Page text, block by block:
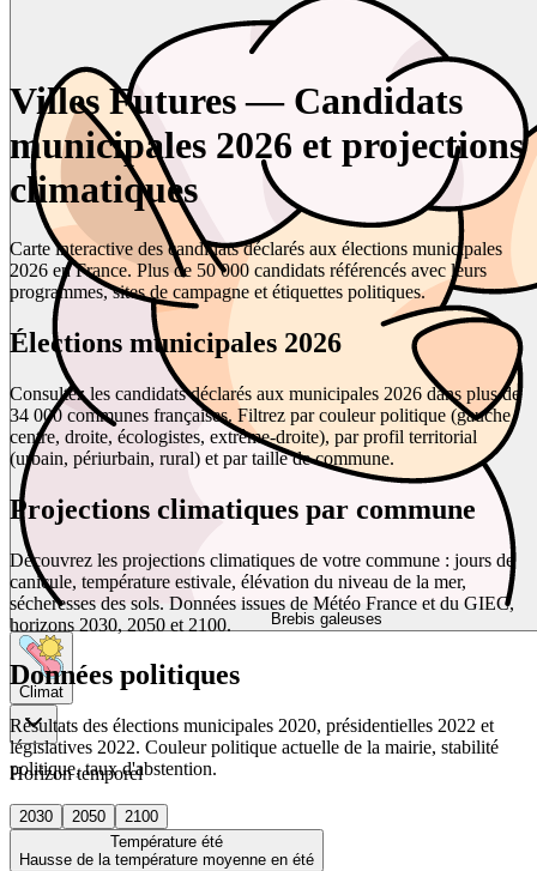
Brebis galeuses
Climat
Horizon temporel
2030 2050
2100
Température été
Hausse de la température moyenne en été
Villes Futures — Candidats
municipales 2026 et projections
climatiques
Carte interactive des candidats déclarés aux élections municipales
2026 en France. Plus de 50 000 candidats référencés avec leurs
programmes, sites de campagne et étiquettes politiques.
Élections municipales 2026
Consultez les candidats déclarés aux municipales 2026 dans plus de
34 000 communes françaises. Filtrez par couleur politique (gauche,
centre, droite, écologistes, extrême-droite), par profil territorial
(urbain, périurbain, rural) et par taille de commune.
Projections climatiques par commune
Découvrez les projections climatiques de votre commune : jours de
canicule, température estivale, élévation du niveau de la mer,
sécheresses des sols. Données issues de Météo France et du GIEC,
horizons 2030, 2050 et 2100.
Données politiques
Résultats des élections municipales 2020, présidentielles 2022 et
législatives 2022. Couleur politique actuelle de la mairie, stabilité
politique, taux d'abstention.